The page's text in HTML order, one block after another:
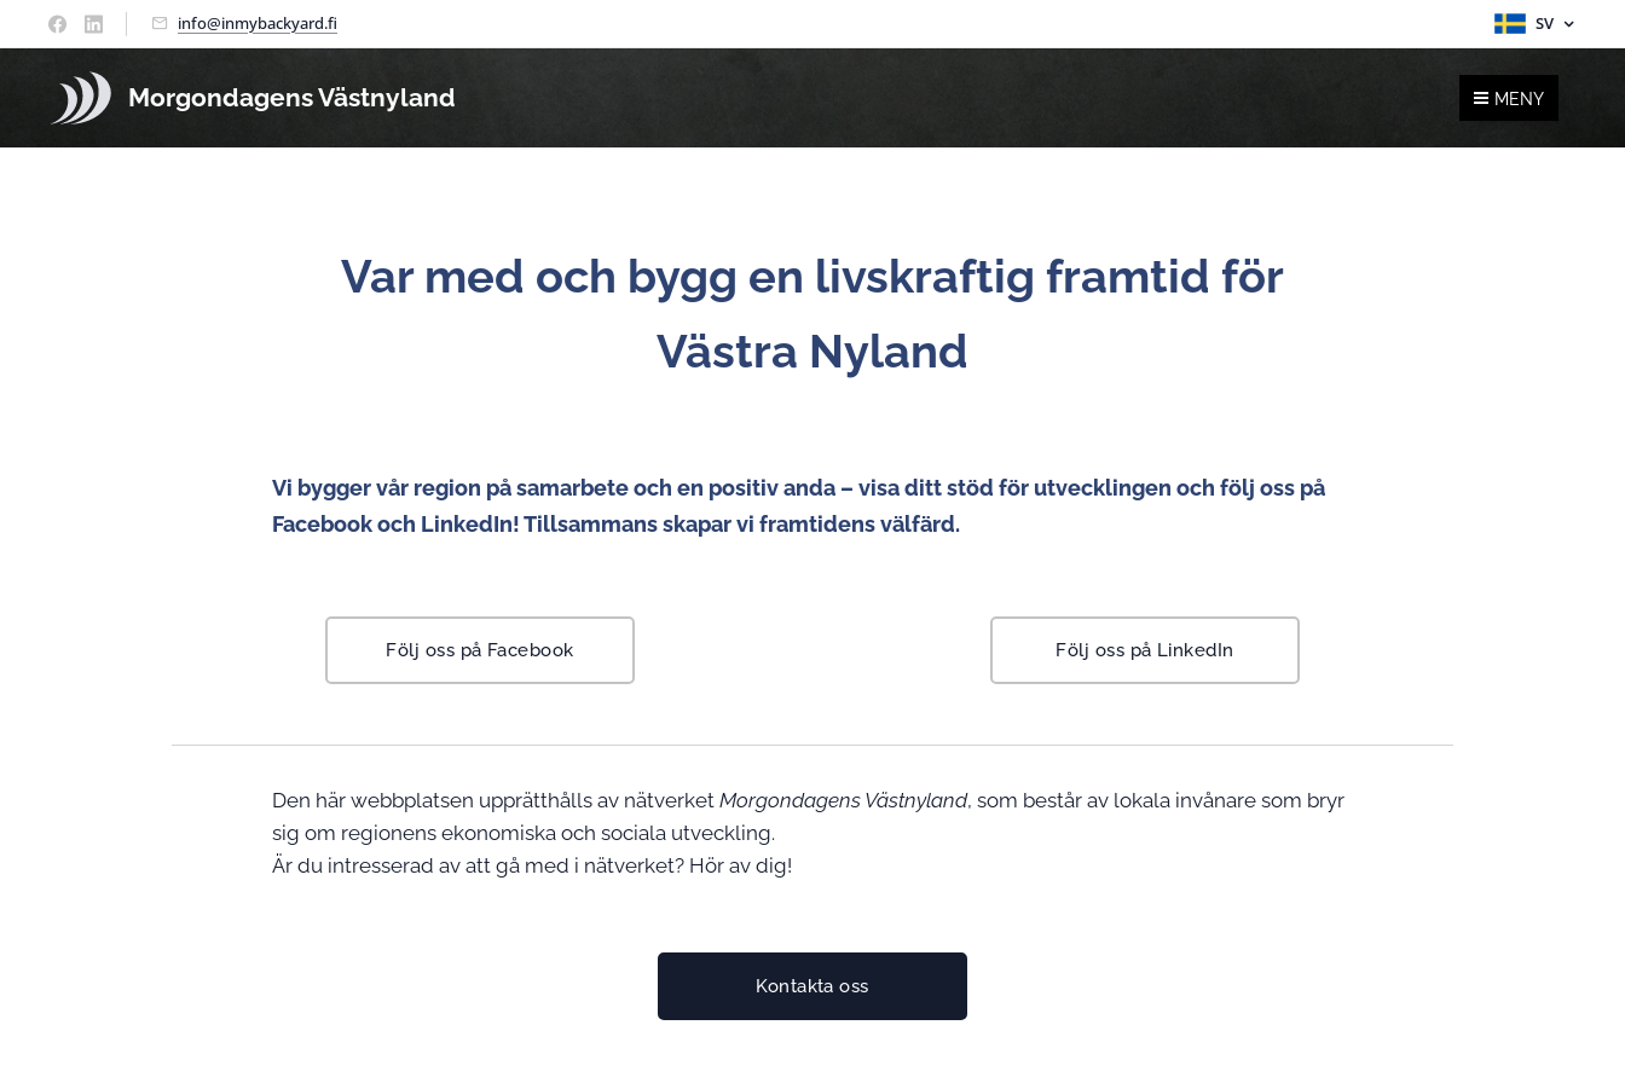
info@inmybackyard.fi SV
Morgondagens Västnyland MENY
Var med och bygg en livskraftig framtid för
Västra Nyland
Vi bygger vår region på samarbete och en positiv anda – visa ditt stöd för utvecklingen och följ oss på
Facebook och LinkedIn! Tillsammans skapar vi framtidens välfärd.
Följ oss på Facebook Följ oss på LinkedIn
Den här webbplatsen upprätthålls av nätverket Morgondagens Västnyland, som består av lokala invånare som bryr
sig om regionens ekonomiska och sociala utveckling.
Är du intresserad av att gå med i nätverket? Hör av dig!
Kontakta oss